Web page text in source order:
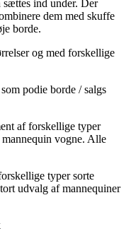
sættes ind under. Der
dem med skuffe
borde.
og med forskellige
podie borde / salgs
af forskellige typer
mannequin vogne. Alle
typer sorte
udvalg af mannequiner